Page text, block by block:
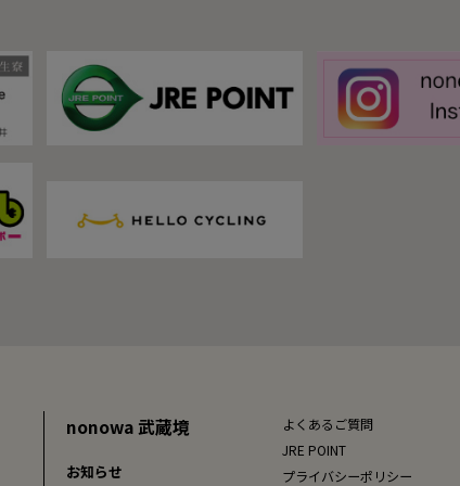
nonowa 武蔵境
お知らせ
よくあるご質問
JRE POINT
プライバシーポリシー